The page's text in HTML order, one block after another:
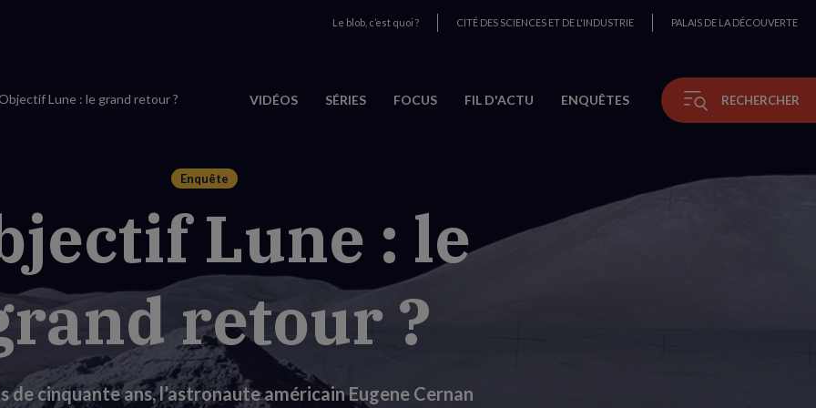
Le blob, c’est quoi ? CITÉ DES SCIENCES ET DE L'INDUSTRIE PALAIS DE LA DÉCOUVERTE
VIDÉOS SÉRIES FOCUS FIL D'ACTU ENQUÊTES RECHERCHER
Objectif Lune : le grand retour ?
Enquête
Lune : le
retour ?
de cinquante ans, l’astronaute américain Eugene Cernan